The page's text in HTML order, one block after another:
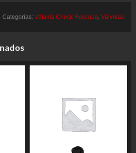
Categorías: Válvula Check Roscada, Válvulas